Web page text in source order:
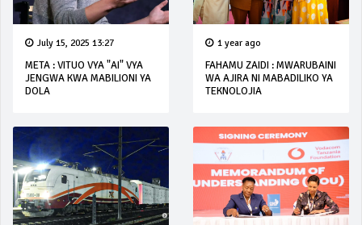
July 15, 2025 13:27
META : VITUO VYA "AI" VYA
JENGWA KWA MABILIONI YA
DOLA
1 year ago
FAHAMU ZAIDI : MWARUBAINI
WA AJIRA NI MABADILIKO YA
TEKNOLOJIA